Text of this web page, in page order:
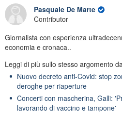
Pasquale De Marte
Contributor
Giornalista con esperienza
economia e cronaca..
Leggi di più sullo stesso argomento
Nuovo decreto anti-Covid: stop
deroghe per riaperture
Concerti con mascherina, Galli:
lavorando di vaccino e tampone'